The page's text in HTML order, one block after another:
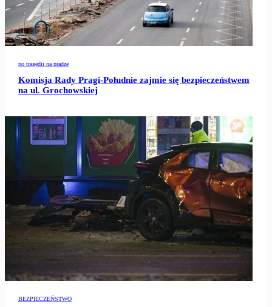
po tragedii na pradze
Komisja Rady Pragi-Południe zajmie się bezpieczeństwem
na ul. Grochowskiej
BEZPIECZEŃSTWO